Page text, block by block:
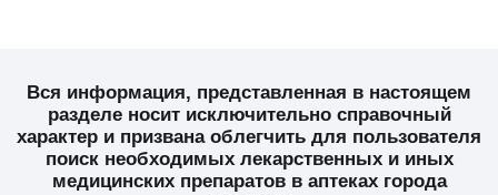
Вся информация, представленная в настоящем
разделе носит исключительно справочный
характер и призвана облегчить для пользователя
поиск необходимых лекарственных и иных
медицинских препаратов в аптеках города